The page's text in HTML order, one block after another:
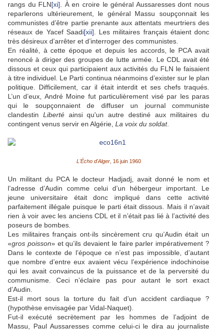
rangs du FLN[xi] . À en croire le général Aussaresses dont nous
reparlerons ultérieurement, le général Massu soupçonnait les
communistes d’être partie prenante aux attentats meurtriers des
réseaux de Yacef Saadi[xii] . Les militaires français étaient donc
très désireux d’arrêter et d’interroger des communistes.
En réalité, à cette époque et depuis les accords, le PCA avait
renoncé à diriger des groupes de lutte armée. Le CDL avait été
dissous et ceux qui participaient aux activités du FLN le faisaient
à titre individuel. Le Parti continua néanmoins d’exister sur le plan
politique. Difficilement, car il était interdit et ses chefs traqués.
L’un d’eux, André Moine fut particulièrement visé par les paras
qui le soupçonnaient de diffuser un journal communiste
clandestin Libertéainsi qu'un autre destiné aux militaires du
contingent venus servir en Algérie, La voix du soldat.
L'Écho d'Alger, 16 juin 1960
Un militant du PCA le docteur Hadjadj, avait donné le nom et
l’adresse d’Audin comme celui d’un hébergeur important. Le
jeune universitaire était donc impliqué dans cette activité
parfaitement illégale puisque le parti était dissous. Mais il n’avait
rien à voir avec les anciens CDL et il n’était pas lié à l’activité des
poseurs de bombes.
Les militaires français ont-ils sincèrement cru qu’Audin était un
«gros poisson» et qu’ils devaient le faire parler impérativement ?
Dans le contexte de l’époque ce n’est pas impossible, d’autant
que nombre d’entre eux avaient vécu l’expérience indochinoise
qui les avait convaincus de la puissance et de la perversité du
communisme. Ceci n’éclaire pas pour autant le sort exact
d’Audin.
Est-il mort sous la torture du fait d’un accident cardiaque ?
(hypothèse envisagée par Vidal-Naquet).
Fut-il exécuté secrètement par les hommes de l’adjoint de
Massu, Paul Aussaresses comme celui-ci le dira au journaliste